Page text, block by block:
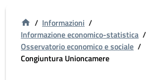
/ Informazioni /
Informazione economico-statistica /
Osservatorio economico e sociale /
Congiuntura Unioncamere